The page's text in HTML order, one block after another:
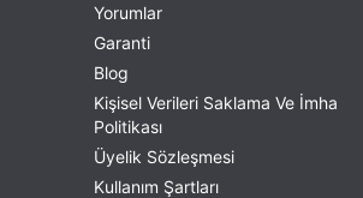
Yorumlar
Garanti
Blog
Kişisel Verileri Saklama Ve İmha
Politikası
Üyelik Sözleşmesi
Kullanım Şartları